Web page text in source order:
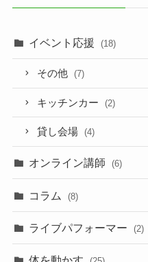
イベント応援 (18)
その他 (7)
キッチンカー (2)
貸し会場 (4)
オンライン講師 (6)
コラム (8)
ライブパフォーマー (2)